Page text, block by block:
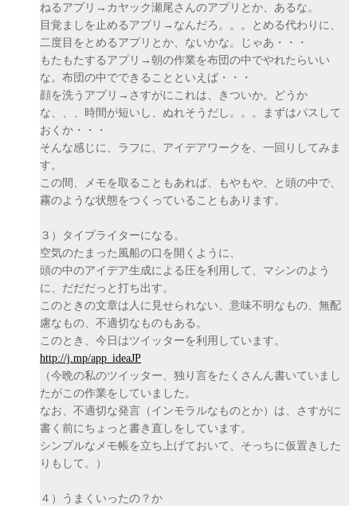
ねるアプリ→カヤック瀬尾さんのアプリとか、あるな。
目覚ましを止めるアプリ→なんだろ。。。とめる代わりに、
二度目をとめるアプリとか、ないかな。じゃあ・・・
もたもたするアプリ→朝の作業を布団の中でやれたらいい
な。布団の中でできることといえば・・・
顔を洗うアプリ→さすがにこれは、きついか。どうか
な、、、時間が短いし、ぬれそうだし。。。まずはパスして
おくか・・・
そんな感じに、ラフに、アイデアワークを、一回りしてみま
す。
この間、メモを取ることもあれば、もやもや、と頭の中で、
霧のような状態をつくっていることもあります。
３）タイプライターになる。
空気のたまった風船の口を開くように、
頭の中のアイデア生成による圧を利用して、マシンのよう
に、だだだっと打ち出す。
このときの文章は人に見せられない、意味不明なもの、無配
慮なもの、不適切なものもある。
このとき、今日はツイッターを利用しています。
http://j.mp/app_ideaJP
（今晩の私のツイッター、独り言をたくさんん書いていまし
たがこの作業をしていました。
なお、不適切な発言（インモラルなものとか）は、さすがに
書く前にちょっと書き直しをしています。
シンプルなメモ帳を立ち上げておいて、そっちに仮置きした
りもして。）
４）うまくいったの？か